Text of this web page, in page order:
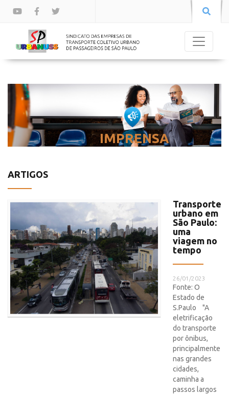
IMPRENSA
ARTIGOS
Transporte
urbano em
São Paulo:
uma
viagem no
tempo
26/01/2023
Fonte: O
Estado de
S.Paulo "A
eletrificação
do transporte
por ônibus,
principalmente
nas grandes
cidades,
caminha a
passos largos